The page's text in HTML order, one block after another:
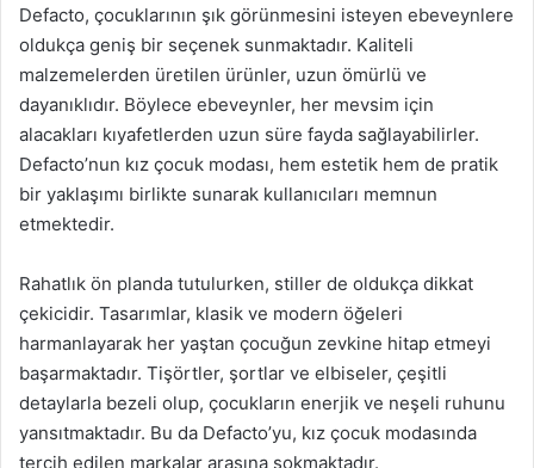
Defacto, çocuklarının şık görünmesini isteyen ebeveynlere
oldukça geniş bir seçenek sunmaktadır. Kaliteli
malzemelerden üretilen ürünler, uzun ömürlü ve
dayanıklıdır. Böylece ebeveynler, her mevsim için
alacakları kıyafetlerden uzun süre fayda sağlayabilirler.
Defacto’nun kız çocuk modası, hem estetik hem de pratik
bir yaklaşımı birlikte sunarak kullanıcıları memnun
etmektedir.
Rahatlık ön planda tutulurken, stiller de oldukça dikkat
çekicidir. Tasarımlar, klasik ve modern öğeleri
harmanlayarak her yaştan çocuğun zevkine hitap etmeyi
başarmaktadır. Tişörtler, şortlar ve elbiseler, çeşitli
detaylarla bezeli olup, çocukların enerjik ve neşeli ruhunu
yansıtmaktadır. Bu da Defacto’yu, kız çocuk modasında
tercih edilen markalar arasına sokmaktadır.